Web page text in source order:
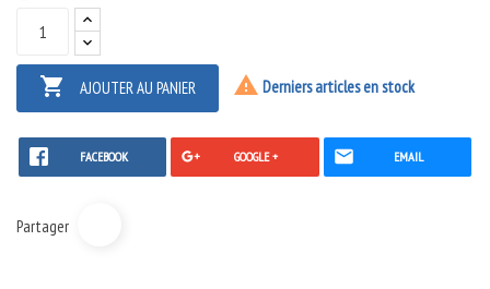
 AJOUTER AU PANIER  Derniers articles en stock
FACEBOOK GOOGLE + EMAIL
Partager